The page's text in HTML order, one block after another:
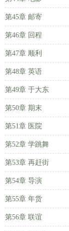
第45章 邮寄
第46章 回程
第47章 顺利
第48章 英语
第49章 于大东
第50章 期末
第51章 医院
第52章 学跳舞
第53章 再赶街
第54章 导演
第55章 年货
第56章 联谊